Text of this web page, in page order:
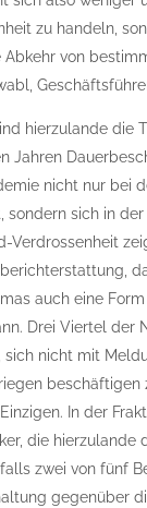
zu handeln,
von
hierzulande die
Jahren
nicht nur bei
sondern sich in
Verdrossenheit
auch eine
Drei Viertel der
sich nicht mit
beschäftigen
In der
die hierzulande
zwei von fünf
gegenüber